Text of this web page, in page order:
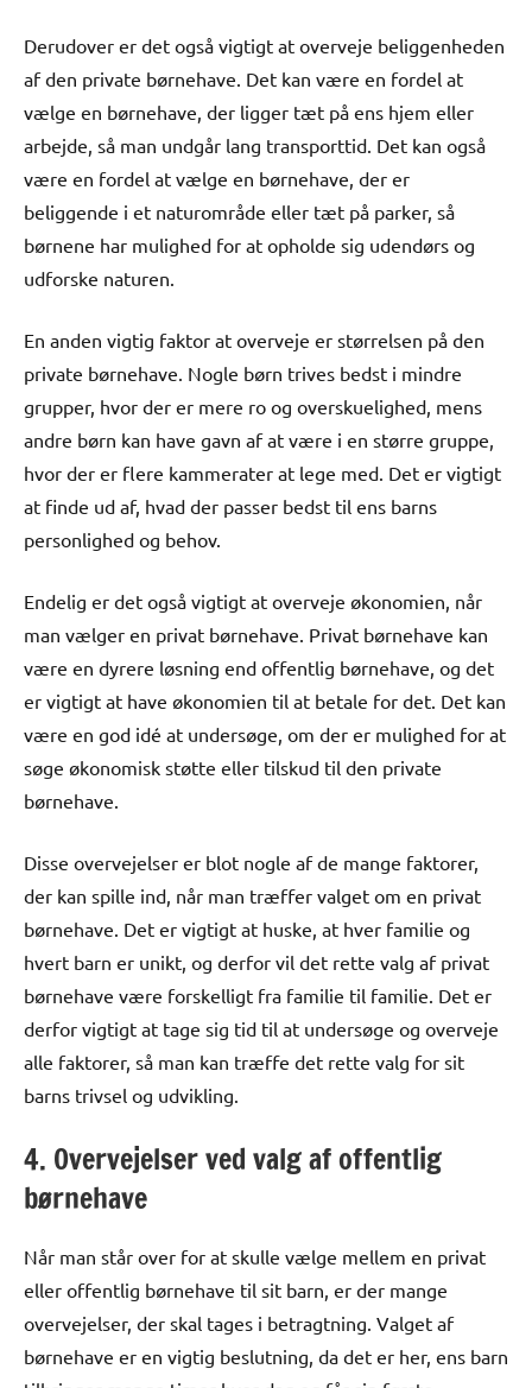
Derudover er det også vigtigt at overveje beliggenheden
af den private børnehave. Det kan være en fordel at
vælge en børnehave, der ligger tæt på ens hjem eller
arbejde, så man undgår lang transporttid. Det kan også
være en fordel at vælge en børnehave, der er
beliggende i et naturområde eller tæt på parker, så
børnene har mulighed for at opholde sig udendørs og
udforske naturen.
En anden vigtig faktor at overveje er størrelsen på den
private børnehave. Nogle børn trives bedst i mindre
grupper, hvor der er mere ro og overskuelighed, mens
andre børn kan have gavn af at være i en større gruppe,
hvor der er flere kammerater at lege med. Det er vigtigt
at finde ud af, hvad der passer bedst til ens barns
personlighed og behov.
Endelig er det også vigtigt at overveje økonomien, når
man vælger en privat børnehave. Privat børnehave kan
være en dyrere løsning end offentlig børnehave, og det
er vigtigt at have økonomien til at betale for det. Det kan
være en god idé at undersøge, om der er mulighed for at
søge økonomisk støtte eller tilskud til den private
børnehave.
Disse overvejelser er blot nogle af de mange faktorer,
der kan spille ind, når man træffer valget om en privat
børnehave. Det er vigtigt at huske, at hver familie og
hvert barn er unikt, og derfor vil det rette valg af privat
børnehave være forskelligt fra familie til familie. Det er
derfor vigtigt at tage sig tid til at undersøge og overveje
alle faktorer, så man kan træffe det rette valg for sit
barns trivsel og udvikling.
4. Overvejelser ved valg af offentlig
børnehave
Når man står over for at skulle vælge mellem en privat
eller offentlig børnehave til sit barn, er der mange
overvejelser, der skal tages i betragtning. Valget af
børnehave er en vigtig beslutning, da det er her, ens barn